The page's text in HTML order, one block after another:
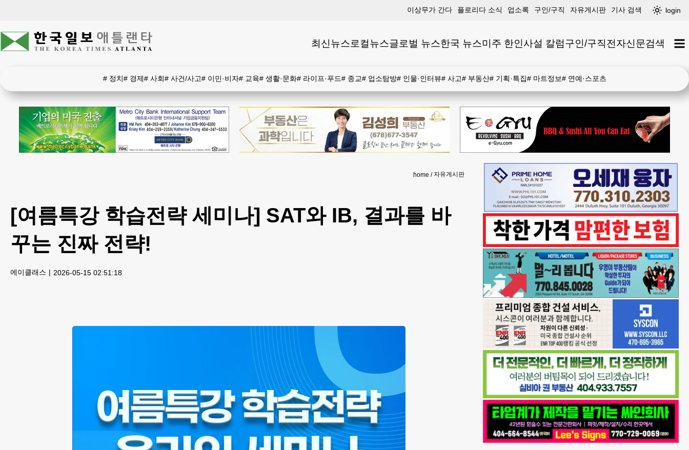
이상무가 간다 플로리다 소식 업소록 구인/구직 자유게시판 기사 검색 login
최신뉴스로컬뉴스글로벌 뉴스한국 뉴스미주 한인사설 칼럼구인/구직전자신문검색
# 정치# 경제# 사회# 사건/사고# 이민·비자# 교육# 생활·문화# 라이프·푸드# 종교# 업소탐방# 인물·인터뷰# 사고# 부동산# 기획·특집# 마트정보# 연예·스포츠
home 자유게시판
[여름특강 학습전략 세미나] SAT와 IB, 결과를 바
꾸는 진짜 전략!
에이클래스 2026-05-15 02:51:18